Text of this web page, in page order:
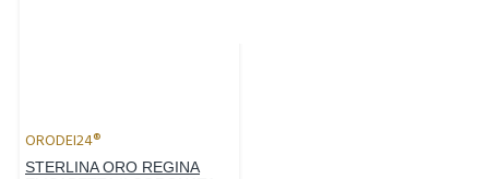
ORODEI24®
STERLINA ORO REGINA